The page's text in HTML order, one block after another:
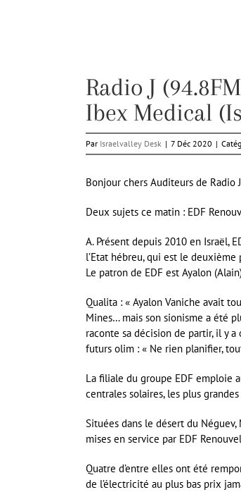
Radio J
Ibex Medical
Par Israelvalley Desk | 7 Déc 2020 |
Bonjour chers Auditeurs de Radio
Deux sujets ce matin : EDF
A. Présent depuis 2010 en Israël,
l’Etat hébreu, qui est le
Le patron de EDF est Ayalon
Qualita : « Ayalon Vaniche avait
Mines… mais son sionisme a été
raconte sa décision de partir, il y
futurs olim : « Ne rien planifier,
La filiale du groupe EDF emploie
centrales solaires, les plus
Situées dans le désert du
mises en service par EDF
Quatre d’entre elles ont été
de l’électricité au plus bas prix